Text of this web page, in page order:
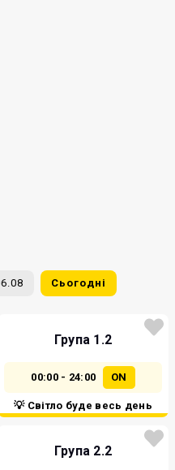
Сьогодні
Група 1.2
00:00 - 24:00 ON
💡 Світло буде весь день
Група 2.2